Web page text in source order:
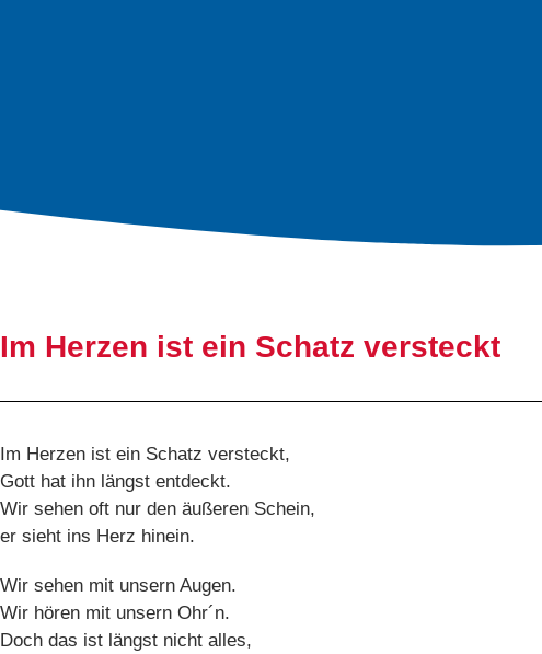
Im Herzen ist ein Schatz versteckt
Im Herzen ist ein Schatz versteckt,
Gott hat ihn längst entdeckt.
Wir sehen oft nur den äußeren Schein,
er sieht ins Herz hinein.
Wir sehen mit unsern Augen.
Wir hören mit unsern Ohr´n.
Doch das ist längst nicht alles,